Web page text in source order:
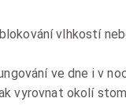
vlhkostí
ve dne i v
vyrovnat okolí